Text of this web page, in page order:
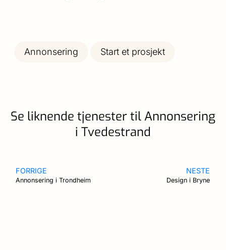
Annonsering Start et prosjekt
Se liknende tjenester til Annonsering
i Tvedestrand
FORRIGE
Annonsering i Trondheim
NESTE
Design i Bryne